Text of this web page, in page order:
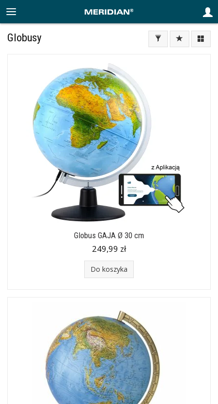
Globusy
Globus GAJA Ø 30 cm
249,99 zł
Do koszyka